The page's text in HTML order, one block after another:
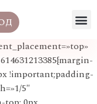
!important;padding-
5″